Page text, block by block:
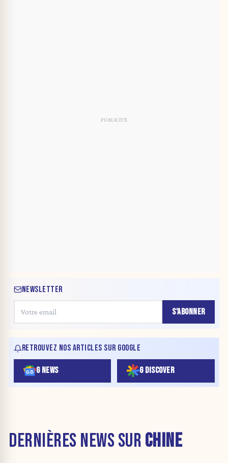
NEWSLETTER
S'ABONNER
RETROUVEZ NOS ARTICLES SUR GOOGLE
G NEWS G DISCOVER
DERNIÈRES NEWS SUR CHINE